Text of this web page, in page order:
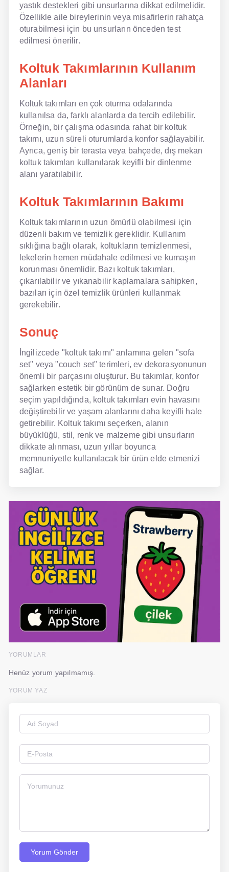
yastık destekleri gibi unsurlarına dikkat edilmelidir.
Özellikle aile bireylerinin veya misafirlerin rahatça
oturabilmesi için bu unsurların önceden test
edilmesi önerilir.
Koltuk Takımlarının Kullanım
Alanları
Koltuk takımları en çok oturma odalarında
kullanılsa da, farklı alanlarda da tercih edilebilir.
Örneğin, bir çalışma odasında rahat bir koltuk
takımı, uzun süreli oturumlarda konfor sağlayabilir.
Ayrıca, geniş bir terasta veya bahçede, dış mekan
koltuk takımları kullanılarak keyifli bir dinlenme
alanı yaratılabilir.
Koltuk Takımlarının Bakımı
Koltuk takımlarının uzun ömürlü olabilmesi için
düzenli bakım ve temizlik gereklidir. Kullanım
sıklığına bağlı olarak, koltukların temizlenmesi,
lekelerin hemen müdahale edilmesi ve kumaşın
korunması önemlidir. Bazı koltuk takımları,
çıkarılabilir ve yıkanabilir kaplamalara sahipken,
bazıları için özel temizlik ürünleri kullanmak
gerekebilir.
Sonuç
İngilizcede "koltuk takımı" anlamına gelen "sofa
set" veya "couch set" terimleri, ev dekorasyonunun
önemli bir parçasını oluşturur. Bu takımlar, konfor
sağlarken estetik bir görünüm de sunar. Doğru
seçim yapıldığında, koltuk takımları evin havasını
değiştirebilir ve yaşam alanlarını daha keyifli hale
getirebilir. Koltuk takımı seçerken, alanın
büyüklüğü, stil, renk ve malzeme gibi unsurların
dikkate alınması, uzun yıllar boyunca
memnuniyetle kullanılacak bir ürün elde etmenizi
sağlar.
YORUMLAR
Henüz yorum yapılmamış.
YORUM YAZ
Yorum Gönder